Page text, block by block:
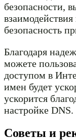
безопасности,
безопасность
Благодаря
можете
доступом в
имен будет
ускорится
настройке DNS.
Советы и